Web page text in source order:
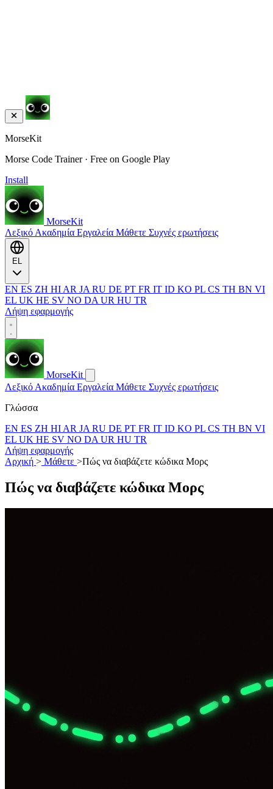
MorseKit
Morse Code Trainer · Free on Google Play
Install
MorseKit
Λεξικό Ακαδημία Εργαλεία Μάθετε Συχνές ερωτήσεις
EN ES ZH HI AR JA RU DE PT FR IT ID KO PL CS TH BN VI
EL UK HE SV NO DA UR HU TR
Λήψη εφαρμογής
MorseKit
Λεξικό Ακαδημία Εργαλεία Μάθετε Συχνές ερωτήσεις
Γλώσσα
EN ES ZH HI AR JA RU DE PT FR IT ID KO PL CS TH BN VI
EL UK HE SV NO DA UR HU TR
Λήψη εφαρμογής
Αρχική > Μάθετε >Πώς να διαβάζετε κώδικα Μορς
Πώς να διαβάζετε κώδικα Μορς